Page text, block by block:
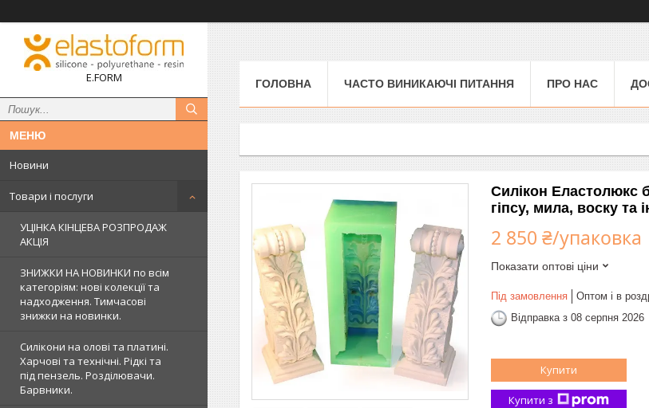
E.FORM
Новини
Товари і послуги
УЦІНКА КІНЦЕВА РОЗПРОДАЖ
АКЦІЯ
ЗНИЖКИ НА НОВИНКИ по всім
категоріям: нові колекцїї та
надходження. Тимчасові
знижки на новинки.
Силікони на олові та платині.
Харчові та технічні. Рідкі та
під пензель. Розділювачи.
Барвники.
ГОЛОВНА ЧАСТО ВИНИКАЮЧІ ПИТАННЯ ПРО НАС
Силікон Еластолюкс
гіпсу, мила, воску та
2 850 ₴/упаковка
Показати оптові ціни
Під замовлення Оптом і в
Відправка з 08 серпня 2026
Купити
Купити з